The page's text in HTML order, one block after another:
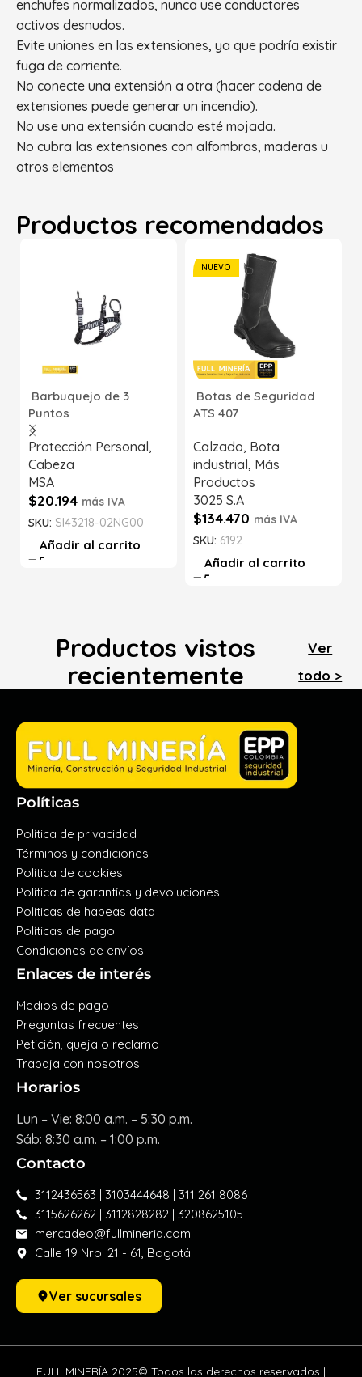
enchufes normalizados, nunca use conductores
activos desnudos.
Evite uniones en las extensiones, ya que podría existir
fuga de corriente.
No conecte una extensión a otra (hacer cadena de
extensiones puede generar un incendio).
No use una extensión cuando esté mojada.
No cubra las extensiones con alfombras, maderas u
otros elementos
Productos recomendados
Barbuquejo de 3
Puntos
Protección Personal,
Cabeza
MSA
$20.194 más IVA
SKU: SI43218-02NG00
Añadir al carrito
NUEVO
Botas de Seguridad
ATS 407
Calzado, Bota
industrial, Más
Productos
3025 S.A
$134.470 más IVA
SKU: 6192
Añadir al carrito
Productos vistos
recientemente
Ver
todo >
Políticas
Política de privacidad
Términos y condiciones
Política de cookies
Política de garantías y devoluciones
Políticas de habeas data
Políticas de pago
Condiciones de envíos
Enlaces de interés
Medios de pago
Preguntas frecuentes
Petición, queja o reclamo
Trabaja con nosotros
Horarios
Lun – Vie: 8:00 a.m. – 5:30 p.m.
Sáb: 8:30 a.m. – 1:00 p.m.
Contacto
3112436563 | 3103444648 | 311 261 8086
3115626262 | 3112828282 | 3208625105
mercadeo@fullmineria.com
Calle 19 Nro. 21 - 61, Bogotá
Ver sucursales
FULL MINERÍA 2025© Todos los derechos reservados |